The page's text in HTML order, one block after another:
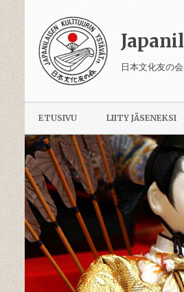
日本文化友の
ETUSIVU LIITY JÄSENEKSI